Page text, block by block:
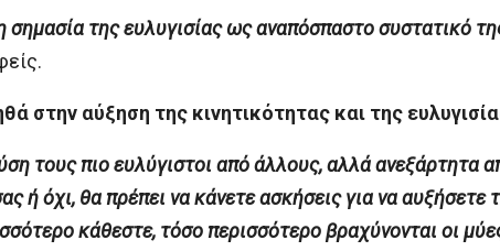
σημασία της ευλυγισίας ως αναπόσπαστο συστατικό
στην αύξηση της κινητικότητας και της
τους πιο ευλύγιστοι από άλλους, αλλά ανεξάρτητα
ή όχι, θα πρέπει να κάνετε ασκήσεις για να αυξήσετε
κάθεστε, τόσο περισσότερο βραχύνονται οι